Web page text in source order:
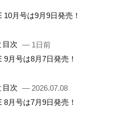
月号は9月9日発売！
目次 — 1日前
月号は8月7日発売！
目次 — 2026.07.08
月号は7月9日発売！